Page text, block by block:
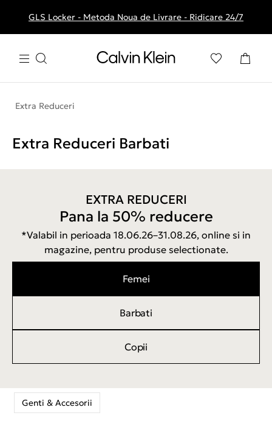
Livrare gratuita la comenzile de peste 250 RON
GLS Locker - Metoda Noua de Livrare - Ridicare 24/7
Extra Reduceri
Extra Reduceri Barbati
EXTRA REDUCERI
Pana la 50% reducere
*Valabil in perioada 18.06.26–31.08.26, online si in
magazine, pentru produse selectionate.
Femei
Barbati
Copii
Genti & Accesorii